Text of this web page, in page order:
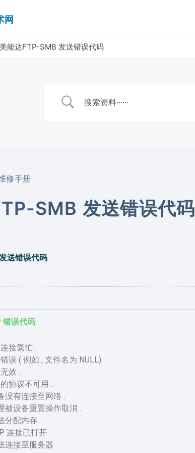
网
美能达FTP-SMB 发送错误代码
修手册
SMB 发送错误代码
送错误代码
错误代码
接繁忙 .
误 ( 例如 , 文件名为 NULL).
效 .
协议不可用 .
没有连接至网络 .
被设备重置操作取消 .
分配内存 .
连接已打开 .
连接至服务器 .